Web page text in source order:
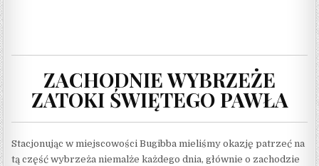
ZACHODNIE WYBRZEŻE
ZATOKI ŚWIĘTEGO PAWŁA
Stacjonując w miejscowości Bugibba mieliśmy okazję patrzeć na
tą część wybrzeża niemalże każdego dnia, głównie o zachodzie